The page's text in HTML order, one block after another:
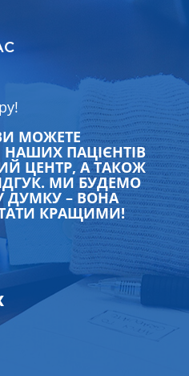
МОЖЕТЕ
ПАЦІЄНТІВ
ЦЕНТР, А ТАКОЖ
МИ БУДЕМО
ДУМКУ – ВОНА
КРАЩИМИ!